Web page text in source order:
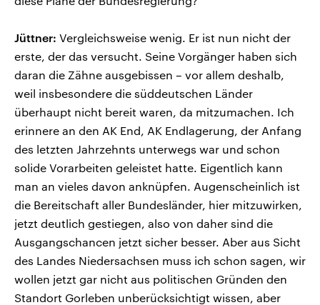
Jüttner: Vergleichsweise wenig. Er ist nun nicht der
erste, der das versucht. Seine Vorgänger haben sich
daran die Zähne ausgebissen – vor allem deshalb,
weil insbesondere die süddeutschen Länder
überhaupt nicht bereit waren, da mitzumachen. Ich
erinnere an den AK End, AK Endlagerung, der Anfang
des letzten Jahrzehnts unterwegs war und schon
solide Vorarbeiten geleistet hatte. Eigentlich kann
man an vieles davon anknüpfen. Augenscheinlich ist
die Bereitschaft aller Bundesländer, hier mitzuwirken,
jetzt deutlich gestiegen, also von daher sind die
Ausgangschancen jetzt sicher besser. Aber aus Sicht
des Landes Niedersachsen muss ich schon sagen, wir
wollen jetzt gar nicht aus politischen Gründen den
Standort Gorleben unberücksichtigt wissen, aber